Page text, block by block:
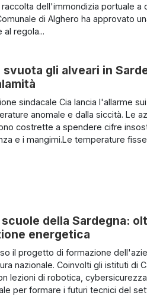
raccolta dell'immondizia portuale a
di Alghero ha approvato
al regola...
gli alveari in
sindacale Cia lancia l'allarme
anomale e dalla siccità. Le
costrette a spendere cifre
e i mangimi.Le temperature fisse
della Sardegna:
energetica
il progetto di formazione
nazionale. Coinvolti gli istituti di
lezioni di robotica,
per formare i futuri tecnici del